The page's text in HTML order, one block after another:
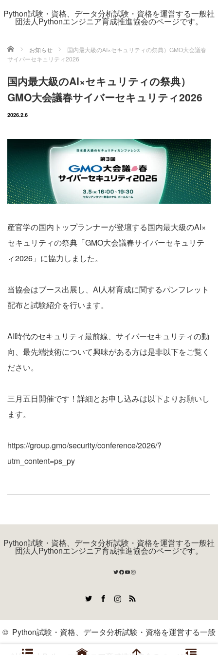
Python試験・資格、データ分析試験・資格を運営する一般社
団法人Pythonエンジニア育成推進協会のページです。
ホーム お知らせ
国内最大級のAI×セキュリティの祭典）GMO大会議春
サイバーセキュリティ2026
国内最大級のAI×セキュリティの祭典）
GMO大会議春サイバーセキュリティ2026
2026.2.6
産官学の国内トップランナーが登壇する国内最大級のAI×
セキュリティの祭典「GMO大会議春サイバーセキュリテ
ィ2026」に協力しました。
当協会はブース出展し、AI人材育成に関するパンフレット
配布と試験紹介を行います。
AI時代のセキュリティ最前線、サイバーセキュリティの動
向、最先端技術について興味がある方は是非以下をご覧く
ださい。
三月五日開催です！詳細とお申し込みは以下よりお願いし
ます。
https://group.gmo/security/conference/2026/?
utm_content=ps_py
Python試験・資格、データ分析試験・資格を運営する一般社
団法人Pythonエンジニア育成推進協会のページです。
Twitter
Facebook
YouTube
Instagram
RSS
© Python試験・資格、データ分析試験・資格を運営する一般